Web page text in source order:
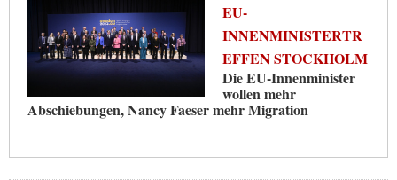
EU-
INNENMINISTERTR
EFFEN STOCKHOLM
Die EU-Innenminister
wollen mehr
Abschiebungen, Nancy Faeser mehr Migration